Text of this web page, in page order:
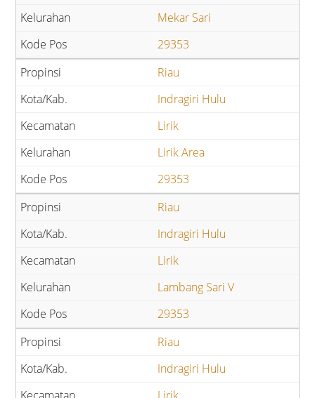
Mekar Sari
29353
Riau
Indragiri Hulu
Lirik
Lirik Area
29353
Riau
Indragiri Hulu
Lirik
Lambang Sari V
29353
Riau
Indragiri Hulu